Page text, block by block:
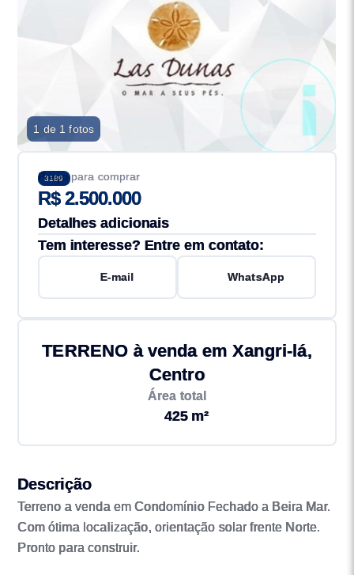
1 de 1 fotos
3189
Preço para comprar
R$ 2.500.000
Detalhes adicionais
Tem interesse? Entre em contato:
E-mail WhatsApp
TERRENO à venda em Xangri-lá,
Centro
Área total
425 m²
Descrição
Terreno a venda em Condomínio Fechado a Beira Mar.
Com ótima localização, orientação solar frente Norte.
Pronto para construir.